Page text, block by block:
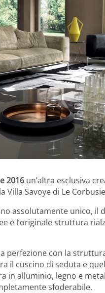
2016 un’altra esclusiva
Villa Savoye di Le
assolutamente unico, il
e l’originale struttura
perfezione con la
il cuscino di seduta e
in alluminio, legno e
sfoderabile.